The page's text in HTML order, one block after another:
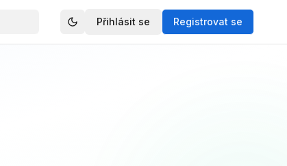
Přihlásit se Registrovat se